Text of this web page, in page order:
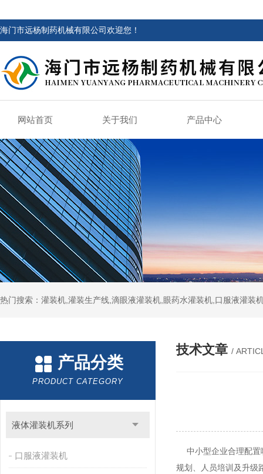
海门市远杨制药机械有限公司欢迎您！
网站首页 关于我们 产品中心
热门搜索：灌装机,灌装生产线,滴眼液灌装机,眼药水灌装机,口服液灌装
产品分类
PRODUCT CATEGORY
液体灌装机系列
口服液灌装机
技术文章 /
中小型企业合理配置
规划、人员培训及升级